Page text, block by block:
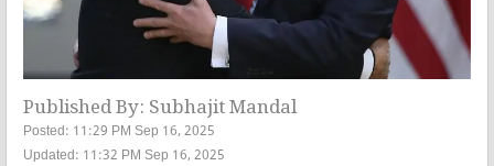
Published By: Subhajit Mandal
Posted: 11:29 PM Sep 16, 2025
Updated: 11:32 PM Sep 16, 2025